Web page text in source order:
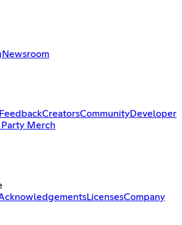
Newsroom
FeedbackCreatorsCommunityDeveloper
Merch
LicensesCompany